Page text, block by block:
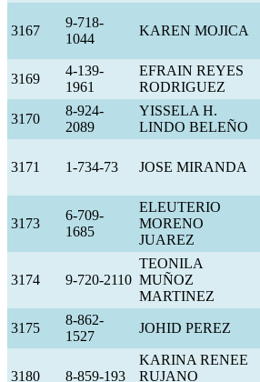
3167
9-718-
1044
KAREN MOJICA
3169
4-139-
1961
EFRAIN REYES
RODRIGUEZ
3170
8-924-
2089
YISSELA H.
LINDO BELEÑO
3171 1-734-73 JOSE MIRANDA
3173
6-709-
1685
ELEUTERIO
MORENO
JUAREZ
3174 9-720-2110
TEONILA
MUÑOZ
MARTINEZ
3175
8-862-
1527
JOHID PEREZ
3180 8-859-193
KARINA RENEE
RUJANO